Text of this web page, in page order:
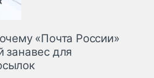
«Почта России»
занавес для